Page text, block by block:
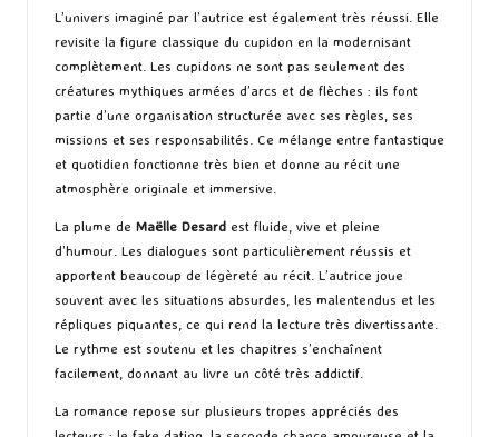
L’univers imaginé par l’autrice est également très réussi. Elle
revisite la figure classique du cupidon en la modernisant
complètement. Les cupidons ne sont pas seulement des
créatures mythiques armées d’arcs et de flèches : ils font
partie d’une organisation structurée avec ses règles, ses
missions et ses responsabilités. Ce mélange entre fantastique
et quotidien fonctionne très bien et donne au récit une
atmosphère originale et immersive.
La plume de Maëlle Desard est fluide, vive et pleine
d’humour. Les dialogues sont particulièrement réussis et
apportent beaucoup de légèreté au récit. L’autrice joue
souvent avec les situations absurdes, les malentendus et les
répliques piquantes, ce qui rend la lecture très divertissante.
Le rythme est soutenu et les chapitres s’enchaînent
facilement, donnant au livre un côté très addictif.
La romance repose sur plusieurs tropes appréciés des